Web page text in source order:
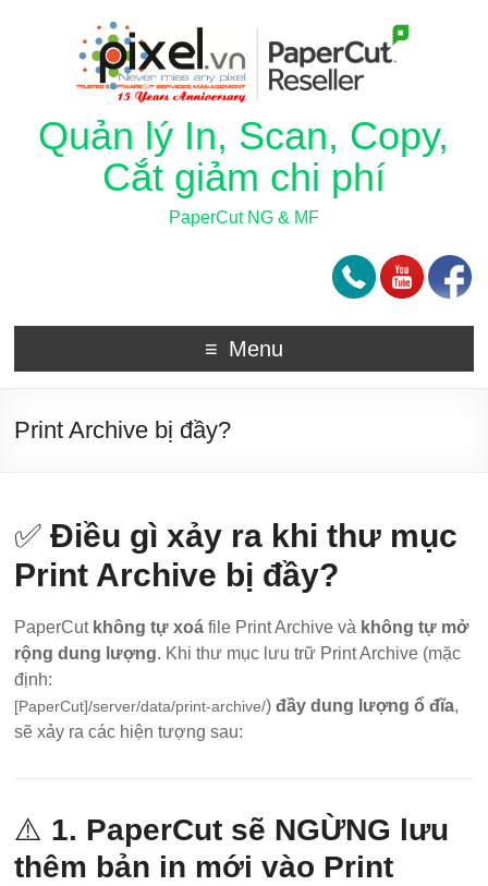
Quản lý In, Scan, Copy,
Cắt giảm chi phí
PaperCut NG & MF
Menu
Print Archive bị đầy?
✅Điều gì xảy ra khi thư mục
Print Archive bị đầy?
PaperCut không tự xoá file Print Archive và không tự mở
rộng dung lượng. Khi thư mục lưu trữ Print Archive (mặc
định:
[PaperCut]/server/data/print-archive/)đầy dung lượng ổ đĩa,
sẽ xảy ra các hiện tượng sau:
⚠️ 1. PaperCut sẽ NGỪNG lưu
thêm bản in mới vào Print